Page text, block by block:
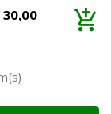
30,00